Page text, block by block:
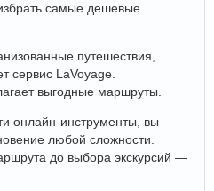
самые дешевые
путешествия,
сервис LaVoyage.
выгодные маршруты.
онлайн-инструменты, вы
любой сложности.
до выбора экскурсий —